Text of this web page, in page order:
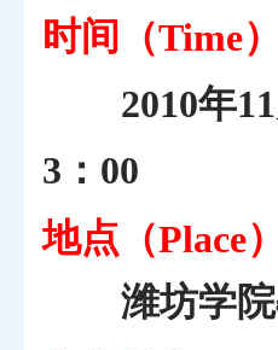
时间（Time
2010年
3：00
地点（Place
潍坊学院